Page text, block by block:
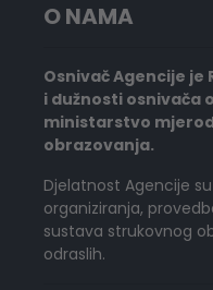
O NAMA
Osnivač Agencije je
i dužnosti osnivača
ministarstvo
obrazovanja.
Djelatnost Agencije
organiziranja,
sustava strukovnog
odraslih.